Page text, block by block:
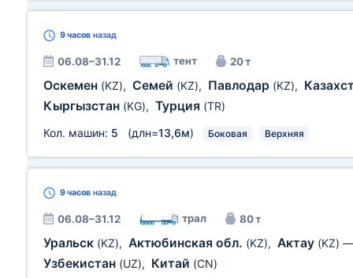
9 часов назад
06.08–31.12 тент 20 т
Оскемен (KZ), Семей (KZ), Павлодар (KZ),
Кыргызстан (KG), Турция (TR)
Кол. машин: 5 (длн=13,6м) Боковая Верхняя
9 часов назад
06.08–31.12 трал 80 т
Уральск (KZ), Актюбинская обл. (KZ), Актау (KZ)
Узбекистан (UZ), Китай (CN)